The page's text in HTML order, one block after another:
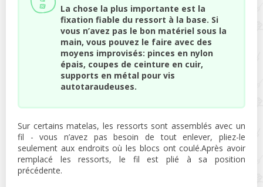
La chose la plus importante est la
fixation fiable du ressort à la base. Si
vous n’avez pas le bon matériel sous la
main, vous pouvez le faire avec des
moyens improvisés: pinces en nylon
épais, coupes de ceinture en cuir,
supports en métal pour vis
autotaraudeuses.
Sur certains matelas, les ressorts sont assemblés avec un
fil - vous n’avez pas besoin de tout enlever, pliez-le
seulement aux endroits où les blocs ont coulé.Après avoir
remplacé les ressorts, le fil est plié à sa position
précédente.